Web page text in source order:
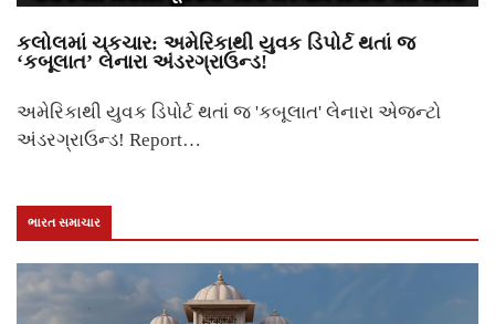
કલોલમાં ચકચાર: અમેરિકાથી યુવક ડિપોર્ટ થતાં જ
‘કબૂલાત’ લેનારા અંડરગ્રાઉન્ડ!
અમેરિકાથી યુવક ડિપોર્ટ થતાં જ 'કબૂલાત' લેનારા એજન્ટો
અંડરગ્રાઉન્ડ! Report…
ભારત સમાચાર